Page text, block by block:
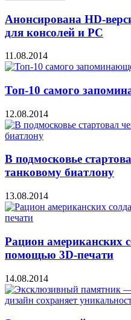
Анонсирована HD-
для консолей и PC
11.08.2014
Топ-10 самого
12.08.2014
В подмосковье
танковому биатлону
13.08.2014
Рацион американских
помощью 3D-печати
14.08.2014